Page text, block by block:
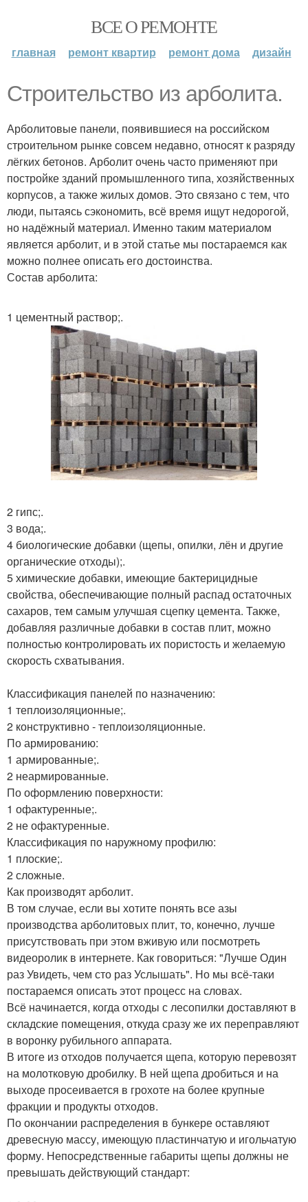
ВСЕ О РЕМОНТЕ
главная ремонт квартир ремонт дома дизайн
Строительство из арболита.
Арболитовые панели, появившиеся на российском
строительном рынке совсем недавно, относят к разряду
лёгких бетонов. Арболит очень часто применяют при
постройке зданий промышленного типа, хозяйственных
корпусов, а также жилых домов. Это связано с тем, что
люди, пытаясь сэкономить, всё время ищут недорогой,
но надёжный материал. Именно таким материалом
является арболит, и в этой статье мы постараемся как
можно полнее описать его достоинства.
Состав арболита:
1 цементный раствор;.
2 гипс;.
3 вода;.
4 биологические добавки (щепы, опилки, лён и другие
органические отходы);.
5 химические добавки, имеющие бактерицидные
свойства, обеспечивающие полный распад остаточных
сахаров, тем самым улучшая сцепку цемента. Также,
добавляя различные добавки в состав плит, можно
полностью контролировать их пористость и желаемую
скорость схватывания.
Классификация панелей по назначению:
1 теплоизоляционные;.
2 конструктивно - теплоизоляционные.
По армированию:
1 армированные;.
2 неармированные.
По оформлению поверхности:
1 офактуренные;.
2 не офактуренные.
Классификация по наружному профилю:
1 плоские;.
2 сложные.
Как производят арболит.
В том случае, если вы хотите понять все азы
производства арболитовых плит, то, конечно, лучше
присутствовать при этом вживую или посмотреть
видеоролик в интернете. Как говориться: "Лучше Один
раз Увидеть, чем сто раз Услышать". Но мы всё-таки
постараемся описать этот процесс на словах.
Всё начинается, когда отходы с лесопилки доставляют в
складские помещения, откуда сразу же их переправляют
в воронку рубильного аппарата.
В итоге из отходов получается щепа, которую перевозят
на молотковую дробилку. В ней щепа дробиться и на
выходе просеивается в грохоте на более крупные
фракции и продукты отходов.
По окончании распределения в бункере оставляют
древесную массу, имеющую пластинчатую и игольчатую
форму. Непосредственные габариты щепы должны не
превышать действующий стандарт: